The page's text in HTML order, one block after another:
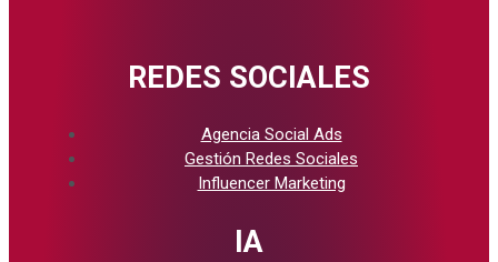
REDES SOCIALES
Agencia Social Ads
Gestión Redes Sociales
Influencer Marketing
IA